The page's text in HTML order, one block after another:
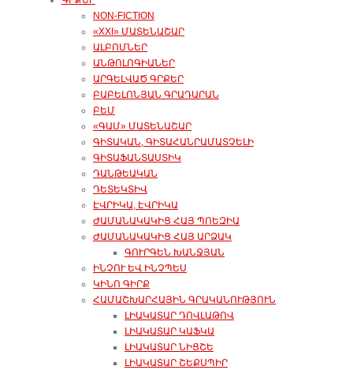
NON-FICTION
«XXI» ՄԱՏԵՆԱՇԱՐ
ԱԼԲՈՄՆԵՐ
ԱՆԹՈԼՈԳԻԱՆԵՐ
ԱՐԳԵԼՎԱԾ ԳՐՔԵՐ
ԲԱԲԵԼՈՆՅԱՆ ԳՐԱԴԱՐԱՆ
ԲԵՄ
«ԳԱՄ» ՄԱՏԵՆԱՇԱՐ
ԳԻՏԱԿԱՆ, ԳԻՏԱՀԱՆՐԱՄԱՏՉԵԼԻ
ԳԻՏԱՖԱՆՏԱՍՏԻԿ
ԴԱՆԹԵԱԿԱՆ
ԴԵՏԵԿՏԻՎ
ԷՎՐԻԿԱ, ԷՎՐԻԿԱ
ԺԱՄԱՆԱԿԱԿԻՑ ՀԱՅ ՊՈԵԶԻԱ
ԺԱՄԱՆԱԿԱԿԻՑ ՀԱՅ ԱՐՁԱԿ
ԳՈՒՐԳԵՆ ԽԱՆՋՅԱՆ
ԻՆՉՈՒ ԵՎ ԻՆՉՊԵՍ
ԿԻՆՈ ԳԻՐՔ
ՀԱՄԱՇԽԱՐՀԱՅԻՆ ԳՐԱԿԱՆՈՒԹՅՈՒՆ
ԼԻԱԿԱՏԱՐ ԴՈՎԼԱԹՈՎ
ԼԻԱԿԱՏԱՐ ԿԱՖԿԱ
ԼԻԱԿԱՏԱՐ ՆԻՑՇԵ
ԼԻԱԿԱՏԱՐ ՇԵՔՍՊԻՐ